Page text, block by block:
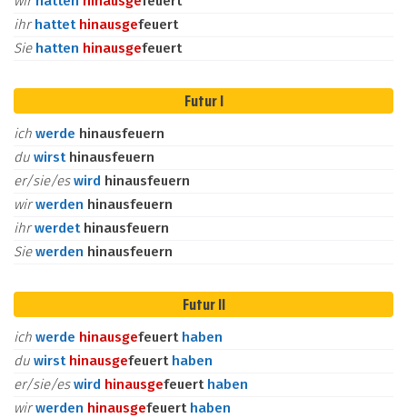
ihrhattet hinausgefeuert
Sie hatten hinausgefeuert
Futur I
ich werde hinausfeuern
du wirst hinausfeuern
er/sie/eswird hinausfeuern
wirwerden hinausfeuern
ihrwerdet hinausfeuern
Siewerden hinausfeuern
Futur II
ich werde hinausgefeuert haben
du wirst hinausgefeuert haben
er/sie/eswird hinausgefeuert haben
wirwerden hinausgefeuert haben